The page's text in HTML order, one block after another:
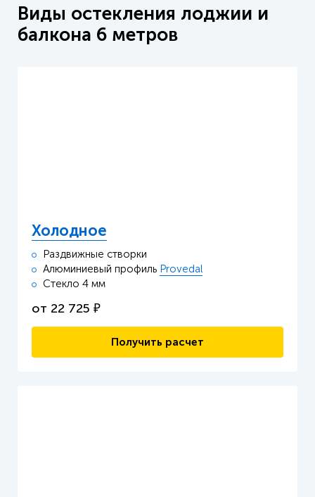
Виды остекления лоджии и
балкона 6 метров
Холодное
Раздвижные створки
Алюминиевый профиль Provedal
Стекло 4 мм
Получить расчет
от 22 725 ₽